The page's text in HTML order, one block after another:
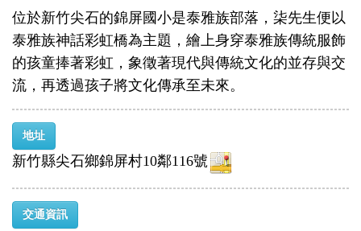
位於新竹尖石的錦屏國小是泰雅族部落，柒先生便以
泰雅族神話彩虹橋為主題，繪上身穿泰雅族傳統服飾
的孩童捧著彩虹，象徵著現代與傳統文化的並存與交
流，再透過孩子將文化傳承至未來。
地址
新竹縣尖石鄉錦屏村10鄰116號
交通資訊